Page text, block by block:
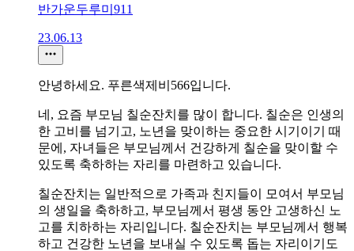
반가운두루미911
23.06.13
안녕하세요. 푸른색제비566입니다.
네, 요즘 부모님 칠순잔치를 많이 합니다. 칠순은 인생의
한 고비를 넘기고, 노년을 맞이하는 중요한 시기이기 때
문에, 자녀들은 부모님께서 건강하게 칠순을 맞이할 수
있도록 축하하는 자리를 마련하고 있습니다.
칠순잔치는 일반적으로 가족과 친지들이 모여서 부모님
의 생일을 축하하고, 부모님께서 평생 동안 고생하신 노
고를 치하하는 자리입니다. 칠순잔치는 부모님께서 행복
하고 건강한 노년을 보내실 수 있도록 돕는 자리이기도